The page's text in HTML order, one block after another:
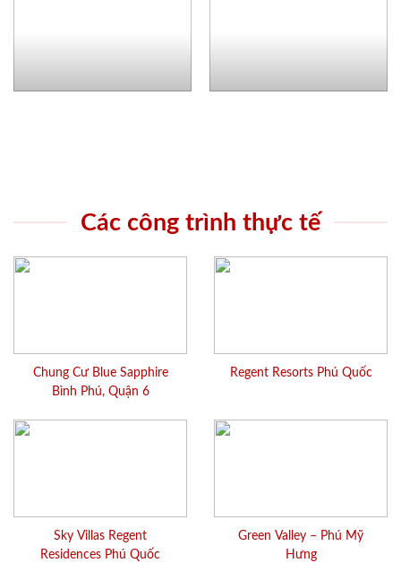
Các công trình thực tế
Chung Cư Blue Sapphire
Bình Phú, Quận 6
Regent Resorts Phú Quốc
Sky Villas Regent
Residences Phú Quốc
Green Valley – Phú Mỹ
Hưng